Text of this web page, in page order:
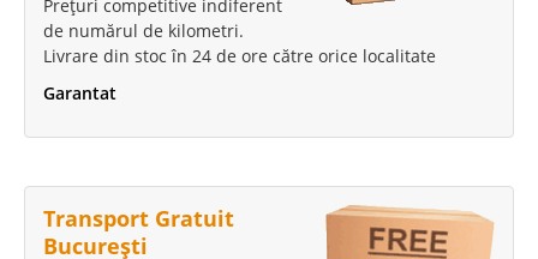
Prețuri competitive indiferent
de numărul de kilometri.
Livrare din stoc în 24 de ore către orice localitate
Garantat
Transport Gratuit
București